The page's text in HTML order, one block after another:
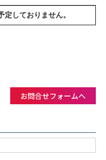
お問合せフォームへ